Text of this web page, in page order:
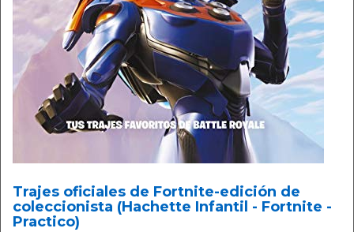
Trajes oficiales de Fortnite-edición de
coleccionista (Hachette Infantil - Fortnite -
Practico)